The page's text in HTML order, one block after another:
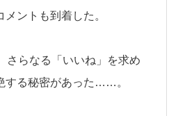
ントも到着した。
さらなる「いいね」を求め
する秘密があった……。